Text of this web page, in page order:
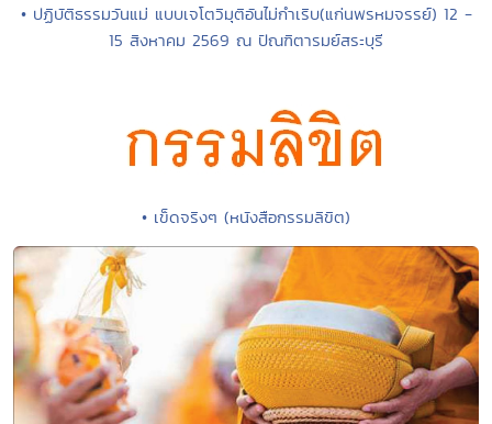
• ปฏิบัติธรรมวันแม่ แบบเจโตวิมุติอันไม่กำเริบ(แก่นพรหมจรรย์) 12 -
15 สิงหาคม 2569 ณ ปัณฑิตารมย์สระบุรี
• เข็ดจริงๆ (หนังสือกรรมลิขิต)